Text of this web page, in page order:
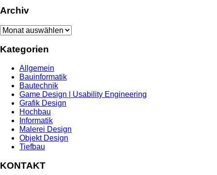
Archiv
Archiv
Kategorien
Allgemein
Bauinformatik
Bautechnik
Game Design | Usability Engineering
Grafik Design
Hochbau
Informatik
Malerei Design
Objekt Design
Tiefbau
KONTAKT